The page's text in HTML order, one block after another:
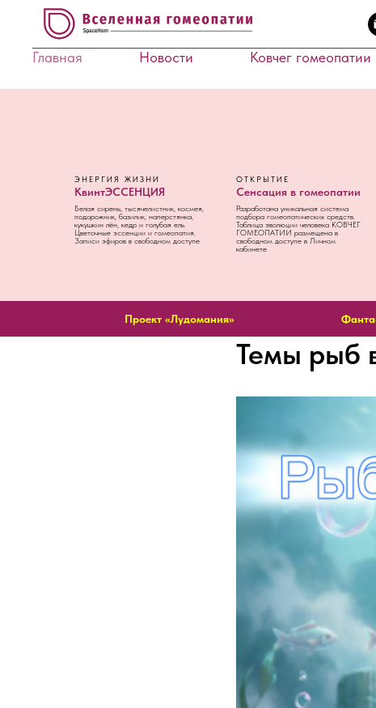
Главная Новости Ковчег гомеопатии
ЭНЕРГИЯ ЖИЗНИ
КвинтЭССЕНЦИЯ
Белая сирень, тысячелистник, космея,
подорожник, базилик, наперстянка,
кукушкин лён, кедр и голубая ель.
Цветочные эссенции и гомеопатия.
Записи эфиров в свободном доступе
ОТКРЫТИЕ
Сенсация в гомеопатии
Разработана уникальная система
подбора гомеопатических средств.
Таблица эволюции человека КОВЧЕГ
ГОМЕОПАТИИ размещена в
свободном доступе в Личном
кабинете
Проект «Лудомания»
Темы рыб